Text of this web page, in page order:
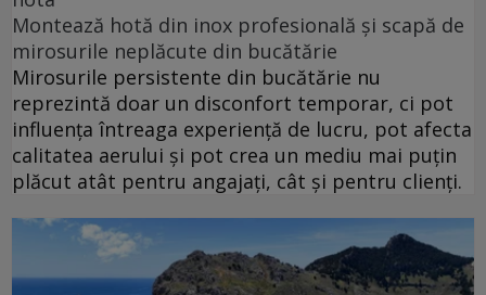
Montează hotă din inox profesională și scapă de
mirosurile neplăcute din bucătărie
Mirosurile persistente din bucătărie nu
reprezintă doar un disconfort temporar, ci pot
influența întreaga experiență de lucru, pot afecta
calitatea aerului și pot crea un mediu mai puțin
plăcut atât pentru angajați, cât și pentru clienți.